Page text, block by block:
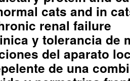
cats and in
renal failure
y tolerancia de
del aparato
de una